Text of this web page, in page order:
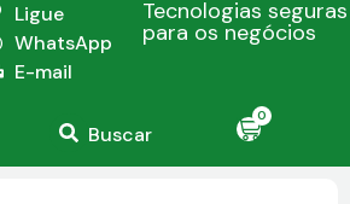
Ligue
WhatsApp
E-mail
Tecnologias seguras
para os negócios
Buscar
0